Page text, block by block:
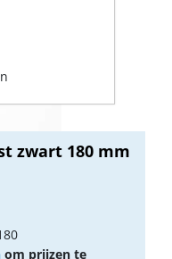
zwart 180 mm
om prijzen te